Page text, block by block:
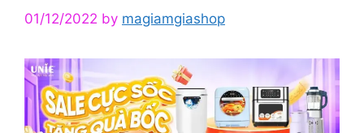
01/12/2022 by magiamgiashop